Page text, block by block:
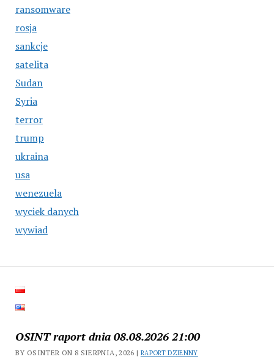
ransomware
rosja
sankcje
satelita
Sudan
Syria
terror
trump
ukraina
usa
wenezuela
wyciek danych
wywiad
OSINT raport dnia 08.08.2026 21:00
BY OSINTER ON 8 SIERPNIA, 2026 | RAPORT DZIENNY